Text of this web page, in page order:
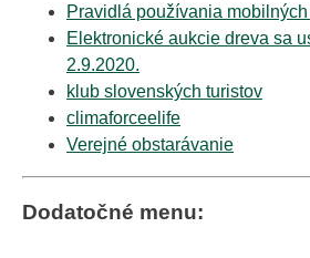
Pravidlá používania
Elektronické aukcie dreva sa
2.9.2020.
klub slovenských turistov
climaforceelife
Verejné obstarávanie
Dodatočné menu: